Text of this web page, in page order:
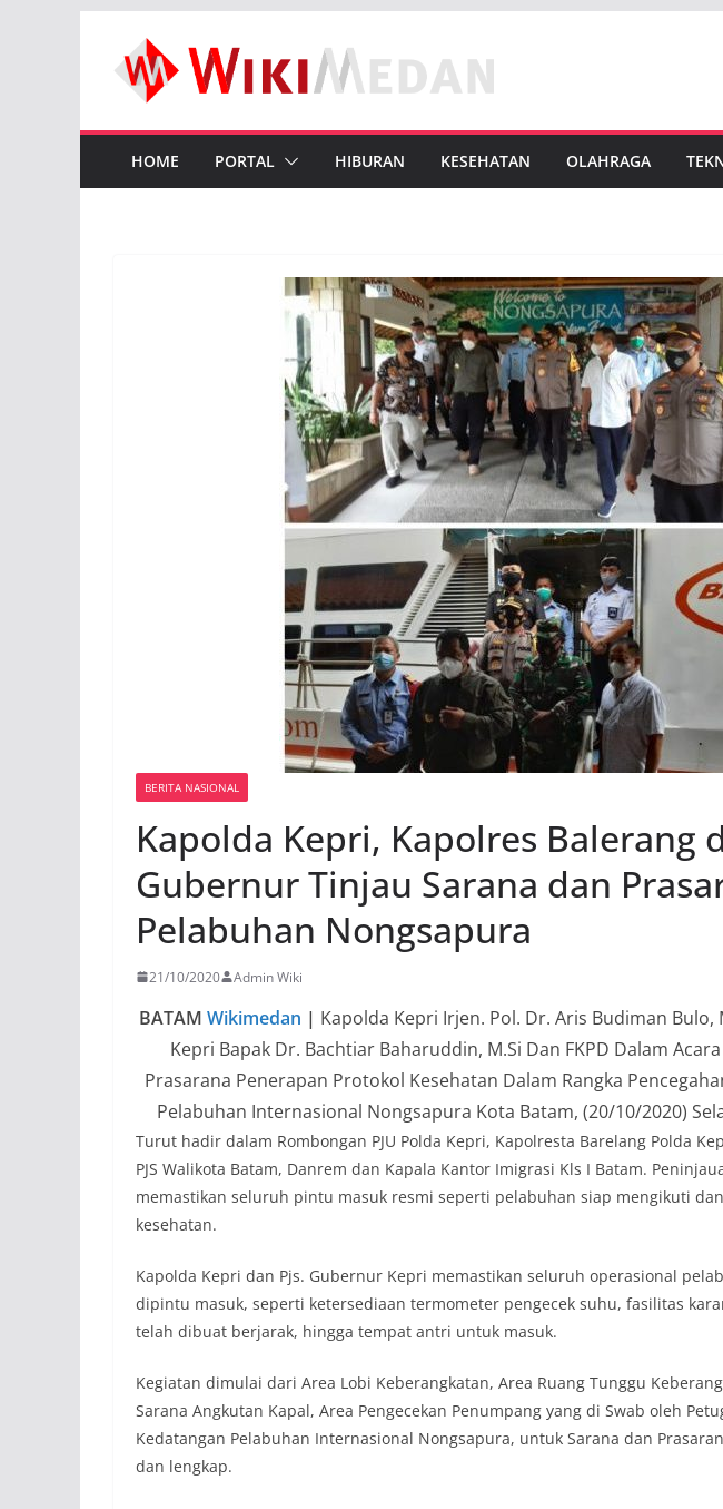
content
HOME PORTAL HIBURAN KESEHATAN OLAHRAGA
BERITA NASIONAL
Kapolda Kepri, Kapolres Balerang
Gubernur Tinjau Sarana dan
Pelabuhan Nongsapura
21/10/2020 Admin Wiki
BATAM Wikimedan | Kapolda Kepri Irjen. Pol. Dr. Aris Budiman Bulo,
Kepri Bapak Dr. Bachtiar Baharuddin, M.Si Dan FKPD Dalam
Prasarana Penerapan Protokol Kesehatan Dalam Rangka
Pelabuhan Internasional Nongsapura Kota Batam, (20/10/2020)
Turut hadir dalam Rombongan PJU Polda Kepri, Kapolresta Barelang Polda
PJS Walikota Batam, Danrem dan Kapala Kantor Imigrasi Kls I Batam.
memastikan seluruh pintu masuk resmi seperti pelabuhan siap mengikuti
kesehatan.
Kapolda Kepri dan Pjs. Gubernur Kepri memastikan seluruh operasional
dipintu masuk, seperti ketersediaan termometer pengecek suhu, fasilitas
telah dibuat berjarak, hingga tempat antri untuk masuk.
Kegiatan dimulai dari Area Lobi Keberangkatan, Area Ruang Tunggu
Sarana Angkutan Kapal, Area Pengecekan Penumpang yang di Swab oleh
Kedatangan Pelabuhan Internasional Nongsapura, untuk Sarana dan
dan lengkap.